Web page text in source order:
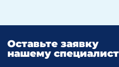
Оставьте заявку
нашему